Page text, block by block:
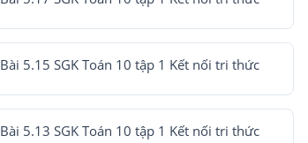
Bài 5.15 SGK Toán 10 tập 1 Kết nối tri thức
Bài 5.13 SGK Toán 10 tập 1 Kết nối tri thức